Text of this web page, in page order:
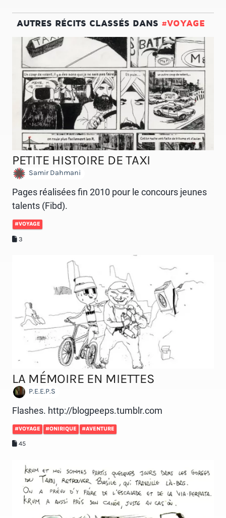
AUTRES RÉCITS CLASSÉS DANS #VOYAGE
PETITE HISTOIRE DE TAXI
Samir Dahmani
Pages réalisées fin 2010 pour le concours jeunes
talents (Fibd).
#VOYAGE
3
LA MÉMOIRE EN MIETTES
P.E.E.P.S
Flashes. http://blogpeeps.tumblr.com
#VOYAGE #ONIRIQUE #AVENTURE
45